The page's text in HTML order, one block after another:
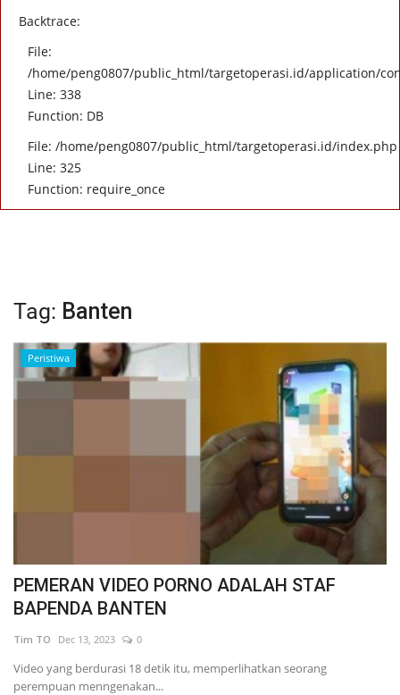
Backtrace:
File:
/home/peng0807/public_html/targetoperasi.id/application/
Line: 338
Function: DB
File: /home/peng0807/public_html/targetoperasi.id/index.php
Line: 325
Function: require_once
Tag: Banten
Peristiwa
PEMERAN VIDEO PORNO ADALAH STAF
BAPENDA BANTEN
Tim TO Dec 13, 2023 0
Video yang berdurasi 18 detik itu, memperlihatkan seorang
perempuan menngenakan...